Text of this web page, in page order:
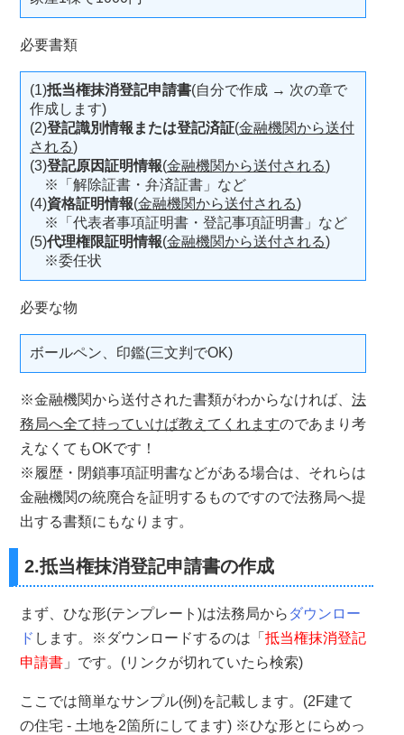
必要書類
(1)抵当権抹消登記申請書(自分で作成 → 次の章で
作成します)
(2)登記識別情報または登記済証(金融機関から送付
される)
(3)登記原因証明情報(金融機関から送付される)
※「解除証書・弁済証書」など
(4)資格証明情報(金融機関から送付される)
※「代表者事項証明書・登記事項証明書」など
(5)代理権限証明情報(金融機関から送付される)
※委任状
必要な物
ボールペン、印鑑(三文判でOK)
※金融機関から送付された書類がわからなければ、 法
務局へ全て持っていけば教えてくれますのであまり考
えなくてもOKです！
※履歴・閉鎖事項証明書などがある場合は、それらは
金融機関の統廃合を証明するものですので法務局へ提
出する書類にもなります。
2.抵当権抹消登記申請書の作成
まず、ひな形(テンプレート)は法務局から ダウンロー
ド します。※ダウンロードするのは「 抵当権抹消登記
申請書 」です。(リンクが切れていたら検索)
ここでは簡単なサンプル(例)を記載します。(2F建て
の住宅 - 土地を2箇所にしてます) ※ひな形とにらめっ